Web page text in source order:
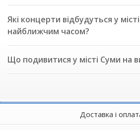
Які концерти відбудуться у
найближчим часом?
Що подивитися у місті Суми на
Доставка і